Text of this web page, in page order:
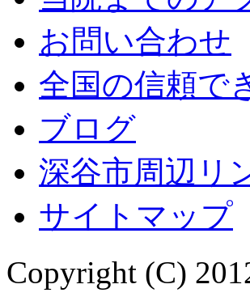
お問い合わせ
全国の信頼で
ブログ
深谷市周辺リ
サイトマップ
Copyright (C)